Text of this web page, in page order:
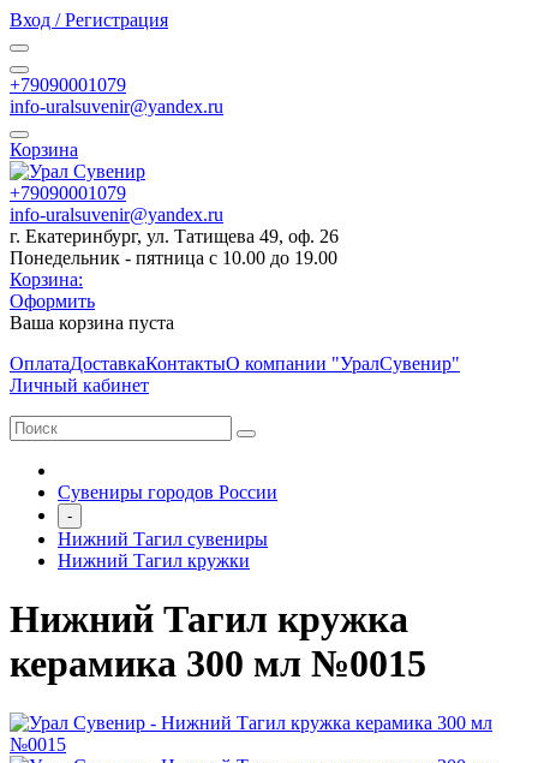
Вход / Регистрация
+79090001079
info-uralsuvenir@yandex.ru
Корзина
+79090001079
info-uralsuvenir@yandex.ru
г. Екатеринбург, ул. Татищева 49, оф. 26
Понедельник - пятница с 10.00 до 19.00
Корзина:
Оформить
Ваша корзина пуста
ОплатаДоставкаКонтактыО компании "УралСувенир"
Личный кабинет
Сувениры городов России
-
Нижний Тагил сувениры
Нижний Тагил кружки
Нижний Тагил кружка
керамика 300 мл №0015